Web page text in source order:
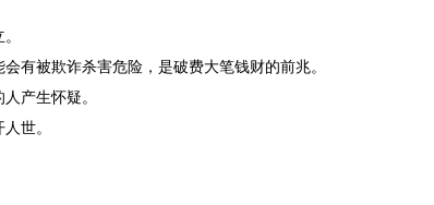
有被欺诈杀害危险，是破费大笔钱财的前兆。
产生怀疑。
世。